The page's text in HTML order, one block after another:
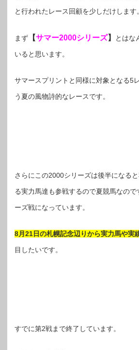
と行われたレース回顧を少しだけします。
まず 【サマー2000シリーズ】 とはな
いると思います。
サマースプリントと同様に対象となる5
う夏の風物詩的なレースです。
さらにこの2000シリーズは後半になると
る実力馬達も参戦するので夏競馬なので
ーズ戦になっています。
8月21日の札幌記念辺りから実力馬や実
目したいです。
すでに第2戦まで終了しています。